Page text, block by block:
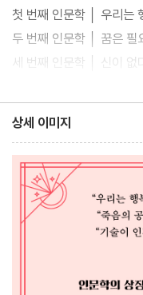
‘카카오프로젝트100’의
스 대입 시험이자 기초
에 답해보면서 세상을
가는 워크북이다. 인간,
다섯 가지 주제 아래 플
민주화운동까지 3,000년
이 책을 통해 하루 10분
세계를 바라보는 자신만
첫 번째 인문학 │ 우리는
두 번째 인문학 │ 꿈은 필
세 번째 인문학 │ 신이
여섯 번째 인문학 │ 죽음
갈까?
일곱 번째 인문학 │ 인
여덟 번째 인문학 │ 나에
아홉 번째 인문학 │ 죽음
열 번째 인문학 │ ‘나는
상세 이미지